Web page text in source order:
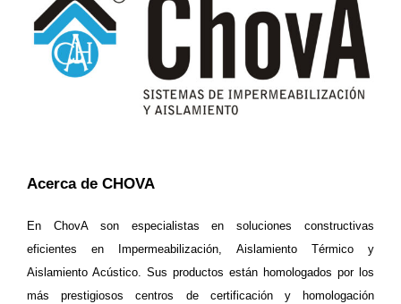
Acerca de CHOVA
En ChovA son especialistas en soluciones constructivas
eficientes en Impermeabilización, Aislamiento Térmico y
Aislamiento Acústico. Sus productos están homologados por los
más prestigiosos centros de certificación y homologación